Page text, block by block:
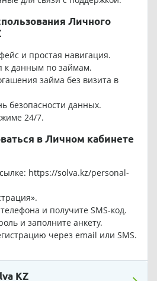
Личного
и простая навигация.
к данным по займам.
займа без визита в
безопасности данных.
24/7.
в Личном кабинете
https://solva.kz/personal-
и получите SMS-код.
и заполните анкету.
через email или SMS.
KZ